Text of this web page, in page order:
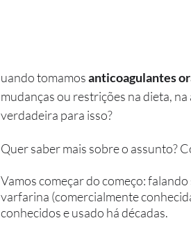
uando tomamos anticoagulantes
mudanças ou restrições na dieta,
verdadeira para isso?
Quer saber mais sobre o assunto?
Vamos começar do começo:
varfarina (comercialmente
conhecidos e usado há décadas.